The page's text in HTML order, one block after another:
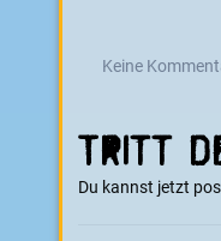
Keine
Tritt
Du kannst jetzt